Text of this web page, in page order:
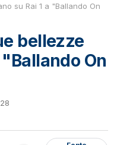
su Rai 1 a "Ballando On
bellezze
On